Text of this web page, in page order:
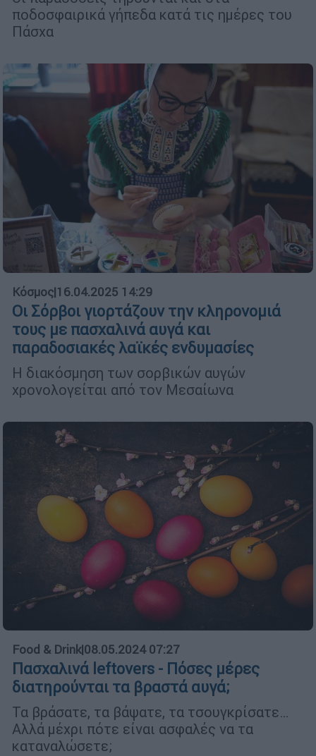
ποδοσφαιρικά γήπεδα κατά τις ημέρες του
Πάσχα
Κόσμος|16.04.2025 14:29
Οι Σόρβοι γιορτάζουν την κληρονομιά
τους με πασχαλινά αυγά και
παραδοσιακές λαϊκές ενδυμασίες
Η διακόσμηση των σορβικών αυγών
χρονολογείται από τον Μεσαίωνα
Food & Drink|08.05.2024 07:27
Πασχαλινά leftovers - Πόσες μέρες
διατηρούνται τα βραστά αυγά;
Τα βράσατε, τα βάψατε, τα τσουγκρίσατε…
Αλλά μέχρι πότε είναι ασφαλές να τα
καταναλώσετε;